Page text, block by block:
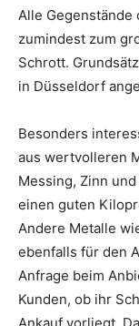
Alle
zumindest zum
Schrott.
in Düsseldorf
Besonders
aus wertvolleren
Messing, Zinn
einen guten
Andere Metalle
ebenfalls für den
Anfrage beim
Kunden, ob ihr
Ankauf vorliegt.